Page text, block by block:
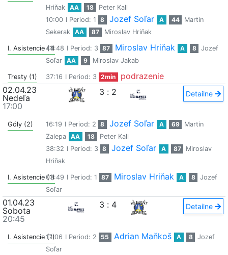
Hriňak
AA 18
Peter Kall
10:00 I Period: 1 8 Jozef Soľar A 44
Martin
Sekerak
AA 87 Miroslav Hriňak
I. Asistencie (1)44:48 I Period: 3 87 Miroslav Hriňak A 8
Jozef
Soľar
AA 9 Miroslav Jakab
Tresty (1) 37:16 I Period: 3 2min
podrazenie
02.04.23
Nedeľa
17:00
3 : 2 Detailne
Góly (2) 16:19 I Period: 2 8 Jozef Soľar A 69
Martin
Zalepa
AA 18
Peter Kall
38:32 I Period: 3 8 Jozef Soľar A 87
Miroslav
Hriňak
I. Asistencie (1)03:49 I Period: 1 87 Miroslav Hriňak A 8
Jozef
Soľar
01.04.23
Sobota
20:45
3 : 4 Detailne
I. Asistencie (1)17:06 I Period: 2 55 Adrian Maňkoš A 8
Jozef
Soľar